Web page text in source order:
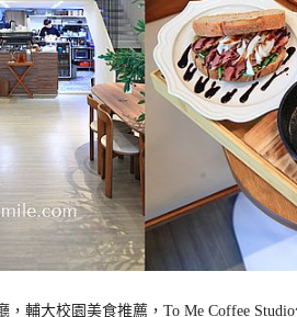
輔大校園美食推薦，To Me Coffee